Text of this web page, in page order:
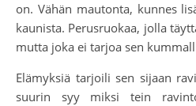
on. Vähän mautonta, kunnes
kaunista. Perusruokaa, jolla
mutta joka ei tarjoa sen
Elämyksiä tarjoili sen sijaan
suurin syy miksi tein